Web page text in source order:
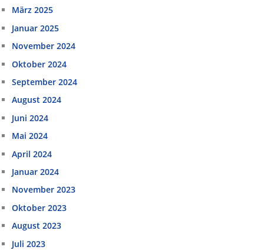
März 2025
Januar 2025
November 2024
Oktober 2024
September 2024
August 2024
Juni 2024
Mai 2024
April 2024
Januar 2024
November 2023
Oktober 2023
August 2023
Juli 2023